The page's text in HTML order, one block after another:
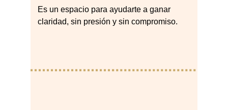
Es un espacio para ayudarte a ganar
claridad, sin presión y sin compromiso.